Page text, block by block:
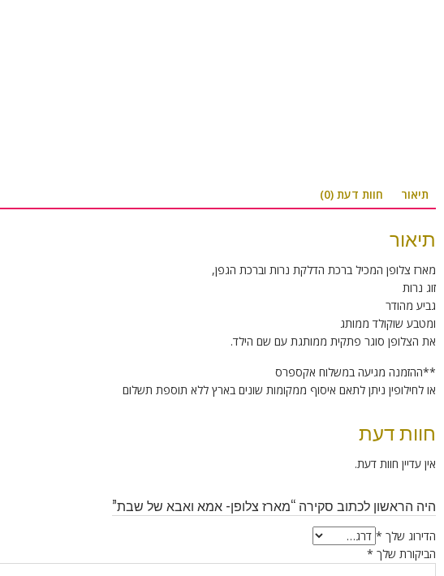
תיאור חוות דעת (0)
תיאור
מארז צלופן המכיל ברכת הדלקת נרות וברכת הגפן,
זוג נרות
גביע מהודר
ומטבע שוקולד ממותג
את הצלופן סוגר פתקית ממותגת עם שם הילד.
**ההזמנה מגיעה במשלוח אקספרס
או לחילופין ניתן לתאם איסוף ממקומות שונים בארץ ללא תוספת תשלום
חוות דעת
אין עדיין חוות דעת.
היה הראשון לכתוב סקירה “מארז צלופן- אמא ואבא של שבת”
הדירוג שלך *
הביקורת שלך *